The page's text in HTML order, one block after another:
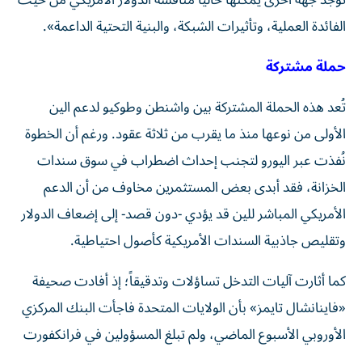
الفائدة العملية، وتأثيرات الشبكة، والبنية التحتية الداعمة».
حملة مشتركة
تُعد هذه الحملة المشتركة بين واشنطن وطوكيو لدعم الين
الأولى من نوعها منذ ما يقرب من ثلاثة عقود. ورغم أن الخطوة
نُفذت عبر اليورو لتجنب إحداث اضطراب في سوق سندات
الخزانة، فقد أبدى بعض المستثمرين مخاوف من أن الدعم
الأمريكي المباشر للين قد يؤدي -دون قصد- إلى إضعاف الدولار
وتقليص جاذبية السندات الأمريكية كأصول احتياطية.
كما أثارت آليات التدخل تساؤلات وتدقيقاً؛ إذ أفادت صحيفة
«فاينانشال تايمز» بأن الولايات المتحدة فاجأت البنك المركزي
الأوروبي الأسبوع الماضي، ولم تبلغ المسؤولين في فرانكفورت